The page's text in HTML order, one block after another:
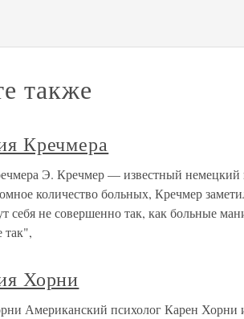
также
Кречмера
Э. Кречмер — известный немецкий
количество больных, Кречмер
себя не совершенно так, как больные
так",
Хорни
Американский психолог Карен Хорни